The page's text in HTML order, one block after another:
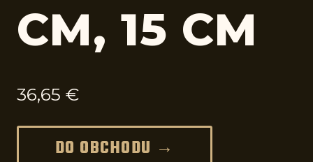
CM, 15 CM
36,65 €
DO OBCHODU →